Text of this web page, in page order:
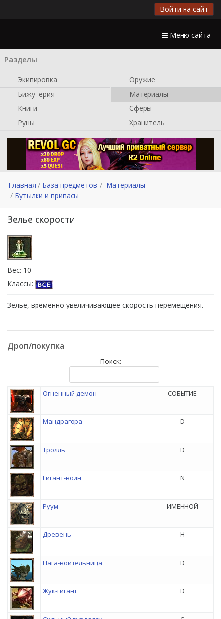
Войти на сайт
Меню сайта
Разделы
Экипировка
Оружие
Бижутерия
Материалы
Книги
Сферы
Руны
Хранитель
Главная База предметов
Материалы
Бутылки и припасы
Зелье скорости
Вес: 10
Классы:
Зелье, временно увеличивающее скорость перемещения.
Дроп/покупка
Поиск:
Огненный демон СОБЫТИЕ
Мандрагора D
Тролль D
Гигант-воин N
Руум ИМЕННОЙ
Древень H
Нага-воительница D
Жук-гигант D